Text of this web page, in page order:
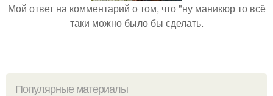
Мой ответ на комментарий о том, что "ну маникюр то всё
таки можно было бы сделать.
Популярные материалы